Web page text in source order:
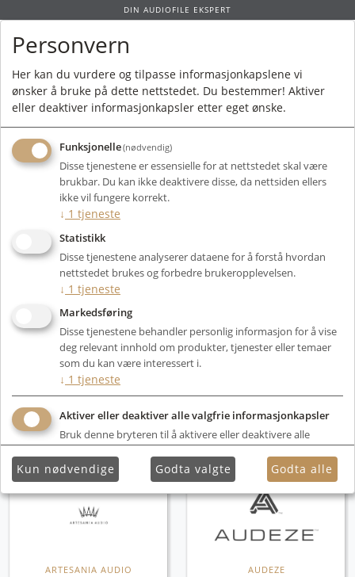
DIN AUDIOFILE EKSPERT
Forside / Merkevarer
Våre merkevarer
AAVIK ACOUSTICS
ANSUZ ACOUSTICS
ARTESANIA AUDIO AUDEZE
Personvern
Her kan du vurdere og tilpasse informasjonkapslene vi
ønsker å bruke på dette nettstedet. Du bestemmer! Aktiver
eller deaktiver informasjonkapsler etter eget ønske.
Funksjonelle(nødvendig)
Disse tjenestene er essensielle for at nettstedet skal være
brukbar. Du kan ikke deaktivere disse, da nettsiden ellers
ikke vil fungere korrekt.
↓ 1 tjeneste
Statistikk
Disse tjenestene analyserer dataene for å forstå hvordan
nettstedet brukes og forbedre brukeropplevelsen.
↓ 1 tjeneste
Markedsføring
Disse tjenestene behandler personlig informasjon for å vise
deg relevant innhold om produkter, tjenester eller temaer
som du kan være interessert i.
↓ 1 tjeneste
Aktiver eller deaktiver alle valgfrie informasjonkapsler
Bruk denne bryteren til å aktivere eller deaktivere alle
Kun nødvendige Godta valgte Godta alle